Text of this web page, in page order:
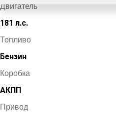
Двигатель
181 л.с.
Топливо
Бензин
Коробка
АКПП
Привод